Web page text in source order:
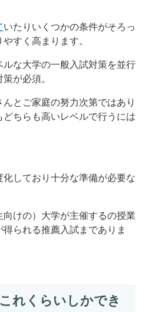
いたりいくつかの条件がそろっ
すく高まります。
な大学の一般入試対策を並行
が必須。
とご家庭の努力次第ではあり
どちらも高いレベルで行うには
しており十分な準備が必要な
けの）大学が主催するの授業
られる推薦入試までありま
れくらいしかでき